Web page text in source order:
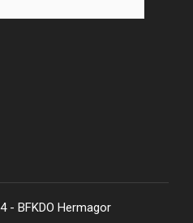
- BFKDO Hermagor